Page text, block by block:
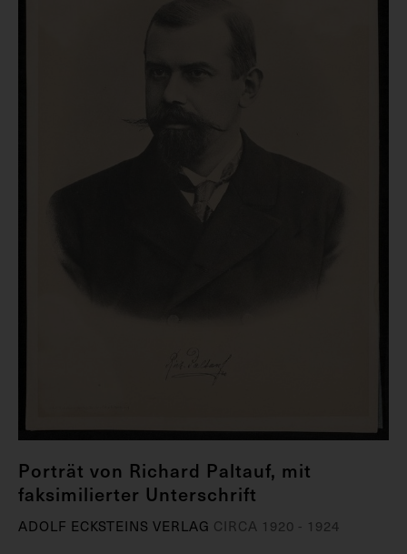
Porträt von Richard Paltauf, mit
faksimilierter Unterschrift
ADOLF ECKSTEINS VERLAG CIRCA 1920 - 1924